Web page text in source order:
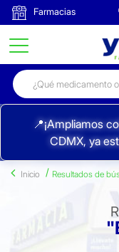
Farmacias
📍¡Ampliamos
CDMX, ya
Inicio Resultados de